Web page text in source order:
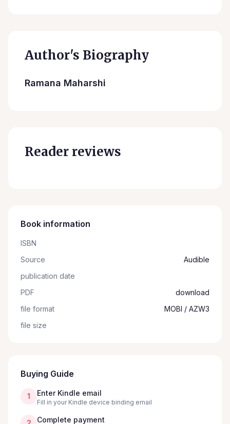
Author's Biography
Ramana Maharshi
Reader reviews
Book information
ISBN
Source
Audible
publication date
PDF
download
file format
MOBI / AZW3
file size
Buying Guide
1 Enter Kindle email
Fill in your Kindle device binding email
Complete payment